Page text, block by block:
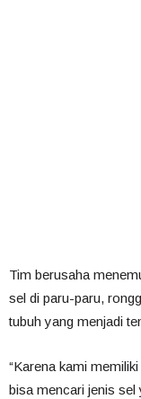
Tim berusaha
sel di paru-paru,
tubuh yang menjadi
“Karena kami
bisa mencari jenis sel